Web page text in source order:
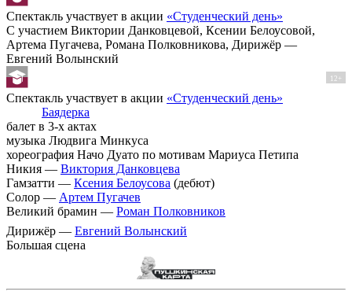
Спектакль участвует в акции «Студенческий день»
С участием Виктории Данковцевой, Ксении Белоусовой,
Артема Пугачева, Романа Полковникова, Дирижёр —
Евгений Волынский
Спектакль участвует в акции «Студенческий день»
Баядерка
12+
балет в 3-х актах
музыка Людвига Минкуса
хореография Начо Дуато по мотивам Мариуса Петипа
Никия — Виктория Данковцева
Гамзатти — Ксения Белоусова (дебют)
Солор — Артем Пугачев
Великий брамин — Роман Полковников
Дирижёр — Евгений Волынский
Большая сцена